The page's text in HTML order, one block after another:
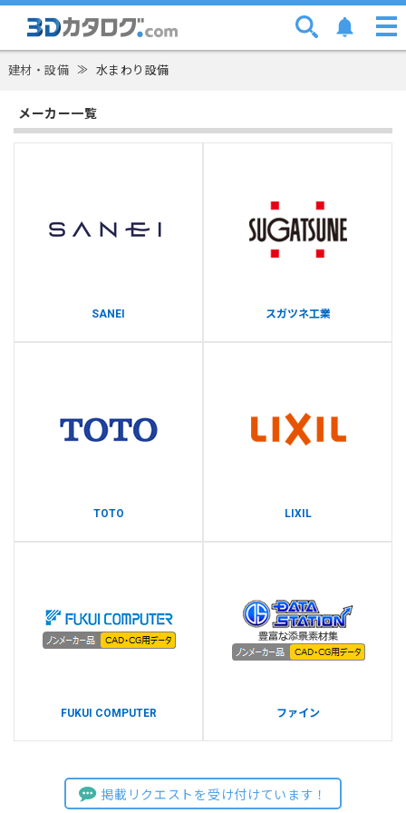
建材・設備 ≫ 水まわり設備
メーカー一覧
SANEI スガツネ工業
TOTO LIXIL
FUKUI COMPUTER ファイン
掲載リクエストを受け付けています！